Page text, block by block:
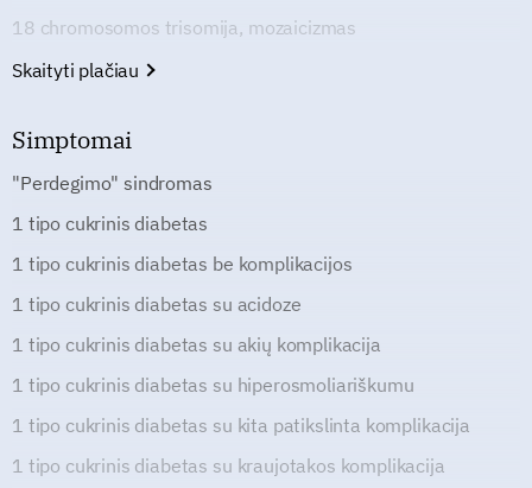
18 chromosomos trisomija, mozaicizmas
Skaityti plačiau
Simptomai
"Perdegimo" sindromas
1 tipo cukrinis diabetas
1 tipo cukrinis diabetas be komplikacijos
1 tipo cukrinis diabetas su acidoze
1 tipo cukrinis diabetas su akių komplikacija
1 tipo cukrinis diabetas su hiperosmoliariškumu
1 tipo cukrinis diabetas su kita patikslinta komplikacija
1 tipo cukrinis diabetas su kraujotakos komplikacija